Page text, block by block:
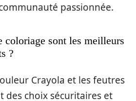
passionnée.
coloriage sont les meilleurs
?
Crayola et les feutres
des choix sécuritaires et